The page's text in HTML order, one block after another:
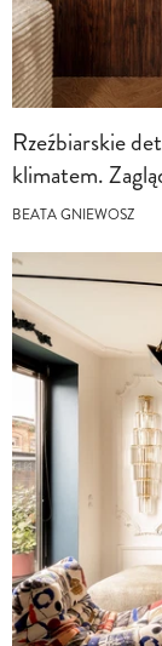
Rzeźbiarskie
klimatem.
BEATA GNIEWOSZ